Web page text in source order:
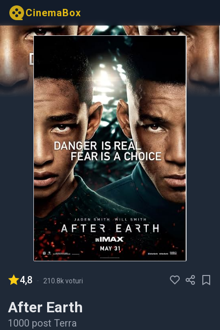
CinemaBox
4,8 - 210.8k voturi
After Earth
1000 post Terra